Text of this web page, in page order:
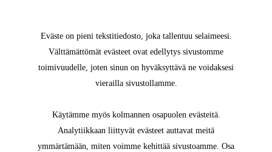
Eväste on pieni tekstitiedosto, joka tallentuu selaimeesi.
Välttämättömät evästeet ovat edellytys sivustomme
toimivuudelle, joten sinun on hyväksyttävä ne voidaksesi
vierailla sivustollamme.
Käytämme myös kolmannen osapuolen evästeitä.
Analytiikkaan liittyvät evästeet auttavat meitä
ymmärtämään, miten voimme kehittää sivustoamme. Osa